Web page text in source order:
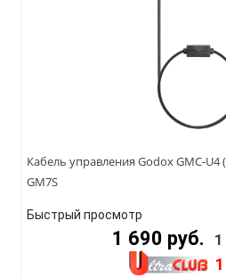
Кабель управления Godox GMC-U4
GM7S
Быстрый просмотр
1 690 руб.